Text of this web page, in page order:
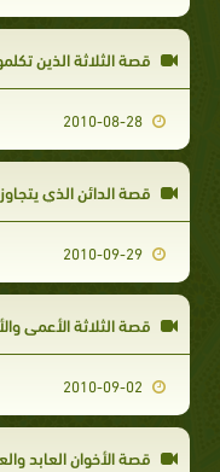
قصة الثلاثة الذين
قصة الدائن الذي
قصة الثلاثة الأعمى
قصة الأخوان العابد